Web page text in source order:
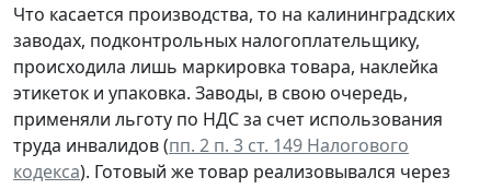
Что касается производства, то на калининградских
заводах, подконтрольных налогоплательщику,
происходила лишь маркировка товара, наклейка
этикеток и упаковка. Заводы, в свою очередь,
применяли льготу по НДС за счет использования
труда инвалидов (пп. 2 п. 3 ст. 149 Налогового
кодекса). Готовый же товар реализовывался через